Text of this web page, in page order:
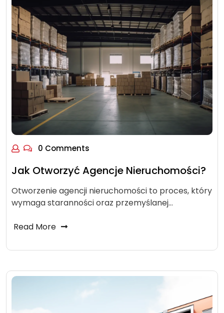
0 Comments
Jak Otworzyć Agencje Nieruchomości?
Otworzenie agencji nieruchomości to proces, który
wymaga staranności oraz przemyślanej…
Read More